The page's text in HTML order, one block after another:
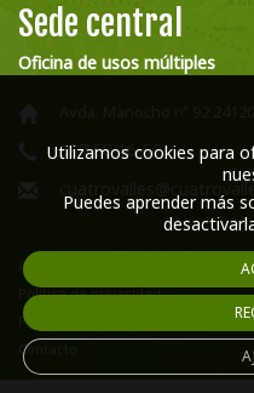
Sede central
Oficina de usos múltiples
Avda. Manocho nº 92
987 58 16 66
Aviso legal
Política de privacidad
Política de cookies
Contacto
Utilizamos cookies para
Puedes aprender más